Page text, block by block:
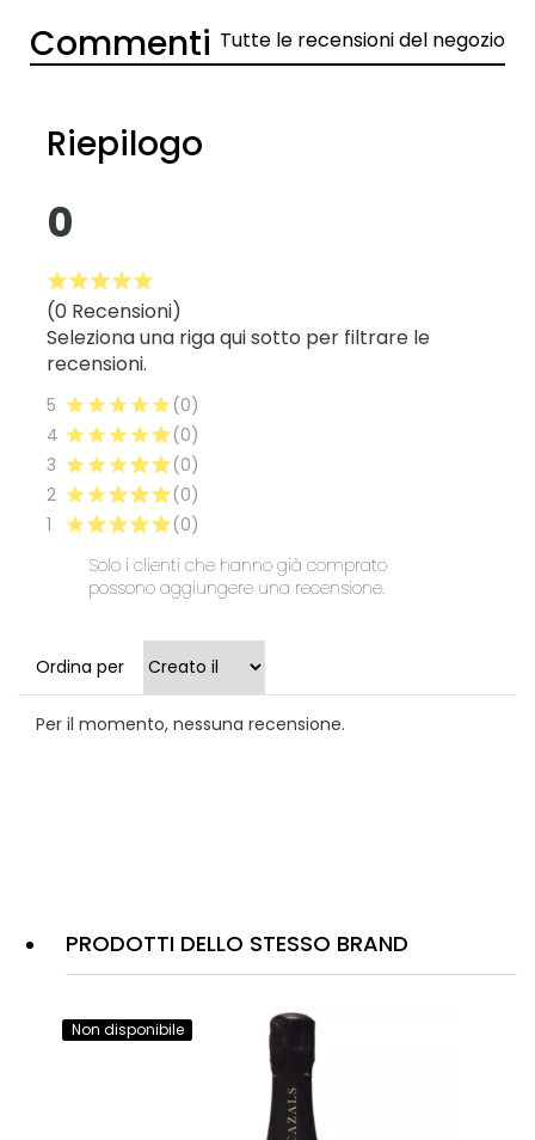
PRODOTTI DELLO STESSO BRAND
Non disponibile
Commenti Tutte le recensioni del negozio
Riepilogo
0
(0 Recensioni)
Seleziona una riga qui sotto per filtrare le
recensioni.
5
(0)
4
(0)
3
(0)
2
(0)
1
(0)
Solo i clienti che hanno già comprato
possono aggiungere una recensione.
Ordina per
Per il momento, nessuna recensione.